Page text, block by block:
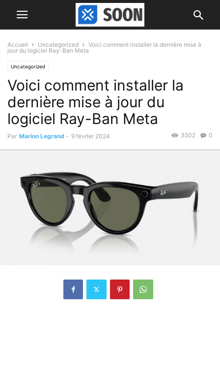
Accueil Uncategorized
Voici comment installer la dernière mise à
jour du logiciel Ray-Ban Meta
Uncategorized
Voici comment installer la
dernière mise à jour du
logiciel Ray-Ban Meta
Par Marion Legrand - 9 février 2024 0
3502